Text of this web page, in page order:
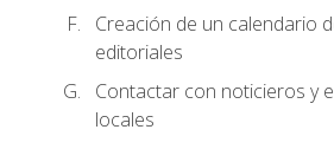
Creación de un calendario
editoriales
Contactar con noticieros y
locales